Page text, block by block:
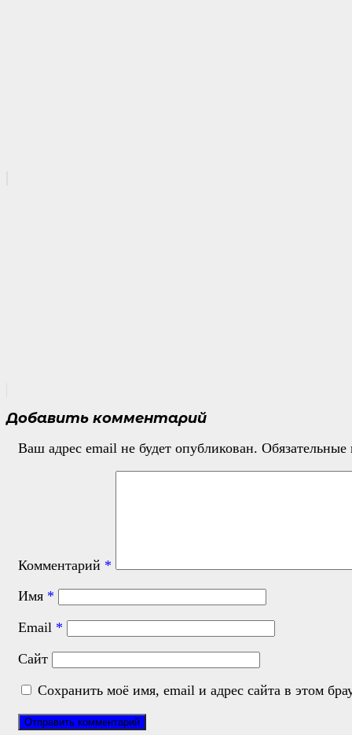
Добавить комментарий
Ваш адрес email не будет опубликован.
Комментарий *
Имя *
Email *
Сайт
Сохранить моё имя, email и адрес сайта в этом